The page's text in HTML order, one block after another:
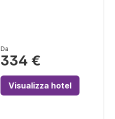
Da
334 €
Visualizza hotel